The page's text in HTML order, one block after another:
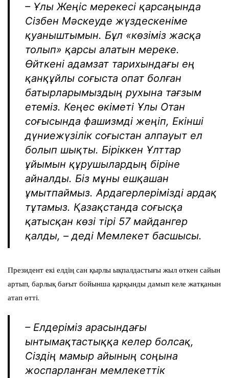
– Ұлы Жеңіс мерекесі қарсаңында
Сізбен Мәскеуде жүздескеніме
қуаныштымын. Бұл «көзіміз жасқа
толып» қарсы алатын мереке.
Өйткені адамзат тарихындағы ең
қанқұйлы соғыста опат болған
батырларымыздың рухына тағзым
етеміз. Кеңес өкіметі Ұлы Отан
соғысында фашизмді жеңіп, Екінші
дүниежүзілік соғыстан алпауыт ел
болып шықты. Біріккен Ұлттар
ұйымын құрушылардың біріне
айналды. Біз мұны ешқашан
ұмытпаймыз. Ардагерлерімізді ардақ
тұтамыз. Қазақстанда соғысқа
қатысқан көзі тірі 57 майдангер
қалды, – деді Мемлекет басшысы.
Президент екі елдің сан қырлы ықпалдастығы жыл өткен сайын
артып, барлық бағыт бойынша қарқынды дамып келе жатқанын
атап өтті.
– Елдеріміз арасындағы
ынтымақтастыққа келер болсақ,
Сіздің мамыр айының соңына
жоспарланған мемлекеттік